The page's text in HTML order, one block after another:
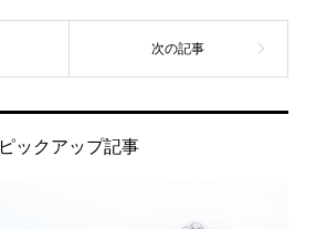
ピックアップ記事